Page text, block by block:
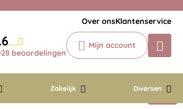
Over onsKlantenservice
beoordelingen
Mijn account
Zakelijk Diversen
Chatbot
Chat 24/7 met onze chatbot voor
Contact